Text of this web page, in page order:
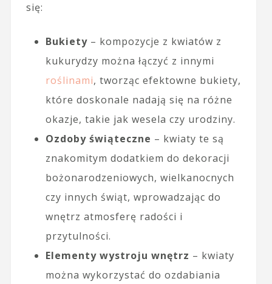
się:
Bukiety– kompozycje z kwiatów z
kukurydzy można łączyć z innymi
roślinami, tworząc efektowne bukiety,
które doskonale nadają się na różne
okazje, takie jak wesela czy urodziny.
Ozdoby świąteczne – kwiaty te są
znakomitym dodatkiem do dekoracji
bożonarodzeniowych, wielkanocnych
czy innych świąt, wprowadzając do
wnętrz atmosferę radości i
przytulności.
Elementy wystroju wnętrz – kwiaty
można wykorzystać do ozdabiania